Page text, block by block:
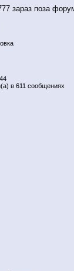
в 611 сообщениях